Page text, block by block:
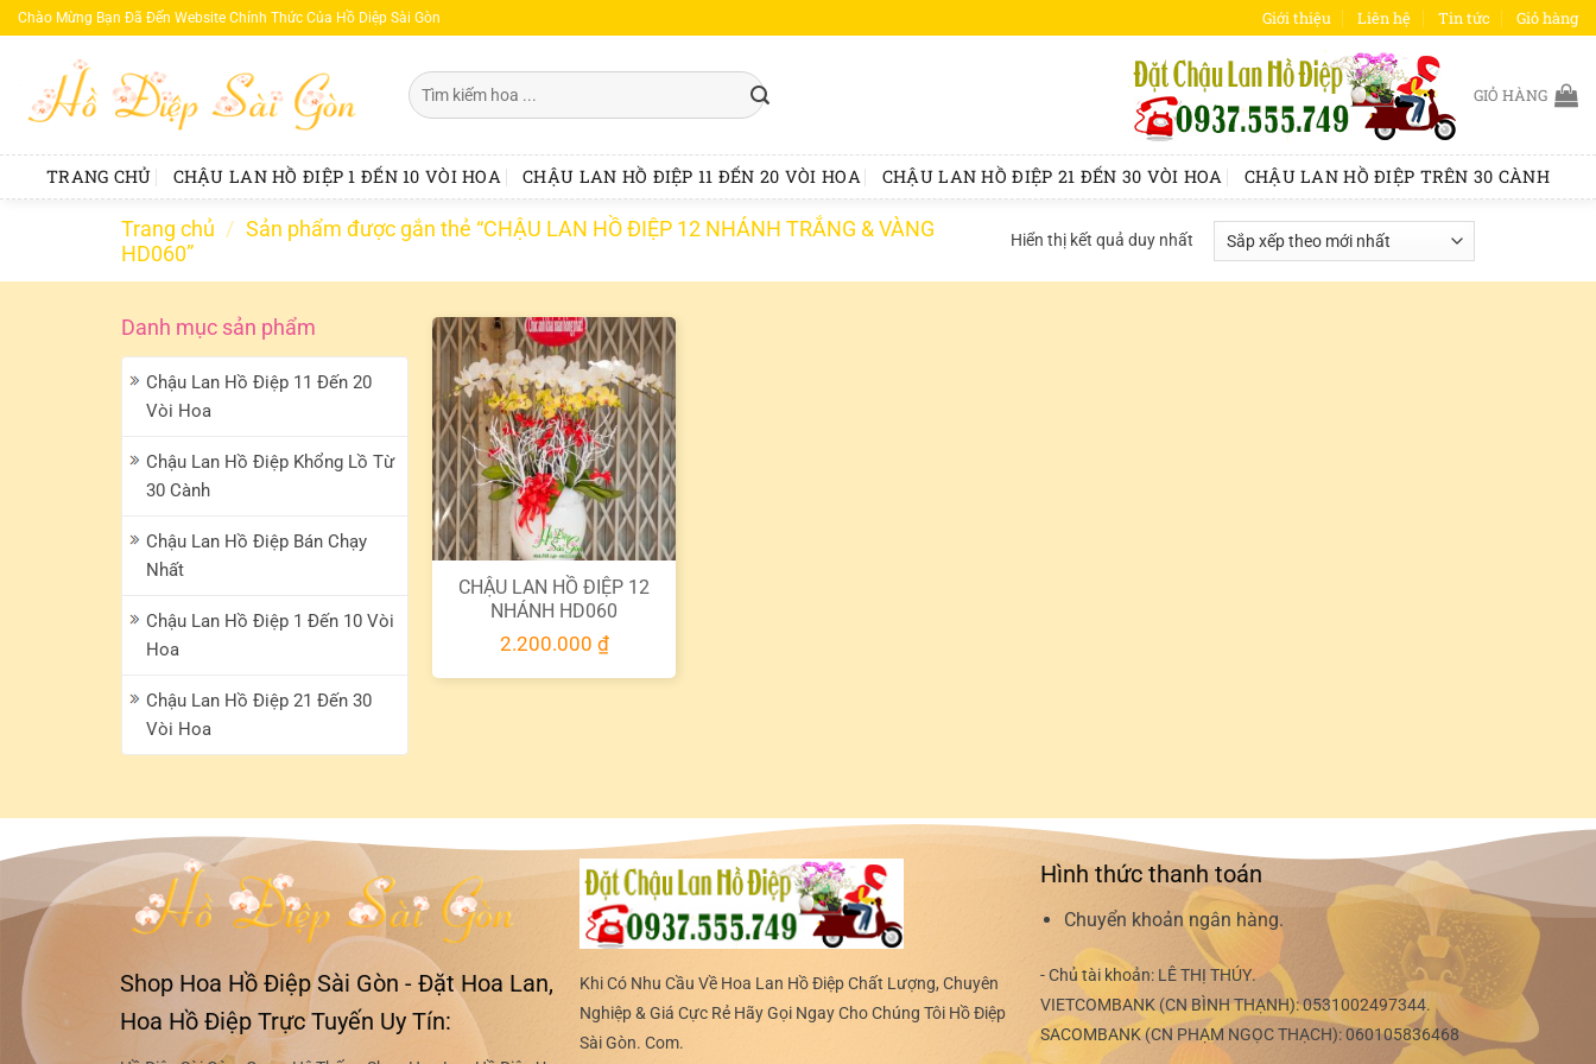
Bỏ
qua
dung
Chào Mừng Bạn Đã Đến Website Chính Thức Của Hồ Diệp Sài Gòn Giới thiệu Liên hệ Tin tức Giỏ hàng
Tìm
kiếm:
GIỎ HÀNG
TRANG CHỦ CHẬU LAN HỒ ĐIỆP 1 ĐẾN 10 VÒI HOA CHẬU LAN HỒ ĐIỆP 11 ĐẾN 20 VÒI HOA CHẬU LAN HỒ ĐIỆP 21 ĐẾN 30 VÒI HOA CHẬU LAN HỒ ĐIỆP TRÊN 30 CÀNH
Trang chủ / Sản phẩm được gắn thẻ “CHẬU LAN HỒ ĐIỆP 12 NHÁNH TRẮNG & VÀNG
HD060”
Hiển thị kết quả duy nhất
Danh mục sản phẩm
Chậu Lan Hồ Điệp 11 Đến 20
Vòi Hoa
Chậu Lan Hồ Điệp Khổng Lồ Từ
30 Cành
Chậu Lan Hồ Điệp Bán Chạy
Nhất
Chậu Lan Hồ Điệp 1 Đến 10 Vòi
Hoa
Chậu Lan Hồ Điệp 21 Đến 30
Vòi Hoa
CHẬU LAN HỒ ĐIỆP 12
NHÁNH HD060
2.200.000 ₫
Shop Hoa Hồ Điệp Sài Gòn - Đặt Hoa Lan,
Hoa Hồ Điệp Trực Tuyến Uy Tín:
Khi Có Nhu Cầu Về Hoa Lan Hồ Điệp Chất Lượng, Chuyên
Nghiệp & Giá Cực Rẻ Hãy Gọi Ngay Cho Chúng Tôi Hồ Điệp
Sài Gòn. Com.
Hình thức thanh toán
Chuyển khoản ngân hàng.
- Chủ tài khoản: LÊ THỊ THÚY.
VIETCOMBANK (CN BÌNH THẠNH):0531002497344.
SACOMBANK (CN PHẠM NGỌC THẠCH):060105836468